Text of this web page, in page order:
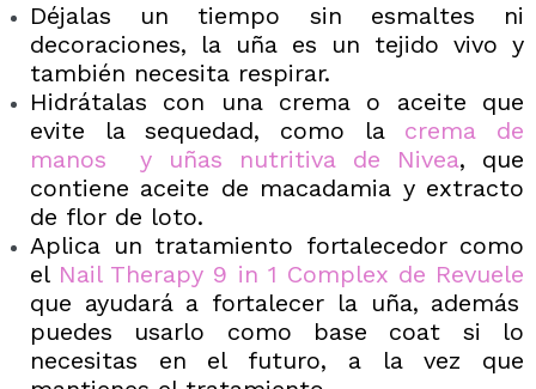
Déjalas un tiempo sin esmaltes ni
decoraciones, la uña es un tejido vivo y
también necesita respirar.
Hidrátalas con una crema o aceite que
evite la sequedad, como la crema de
manos y uñas nutritiva de Nivea, que
contiene aceite de macadamia y extracto
de flor de loto.
Aplica un tratamiento fortalecedor como
el Nail Therapy 9 in 1 Complex de Revuele
que ayudará a fortalecer la uña, además
puedes usarlo como base coat si lo
necesitas en el futuro, a la vez que